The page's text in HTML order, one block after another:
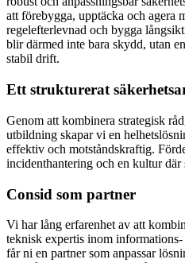
att förebygga, upptäcka och agera
regelefterlevnad och bygga
blir därmed inte bara skydd, utan
stabil drift.
Ett strukturerat
Genom att kombinera strategisk
utbildning skapar vi en
effektiv och motståndskraftig.
incidenthantering och en kultur där
Consid som partner
Vi har lång erfarenhet av att
teknisk expertis inom
får ni en partner som anpassar